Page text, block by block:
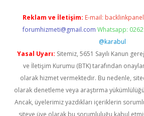
Reklam ve İletişim: E-mail:
forumhizmeti@gmail.com Whatsapp:
@karabul
Yasal Uyarı: Sitemiz, 5651 Sayılı Kanun
ve İletişim Kurumu (BTK) tarafından
olarak hizmet vermektedir. Bu nedenle,
olarak denetleme veya araştırma
Ancak, üyelerimiz yazdıkları içeriklerin
siteye üye olarak bu sorumluluğu kabul